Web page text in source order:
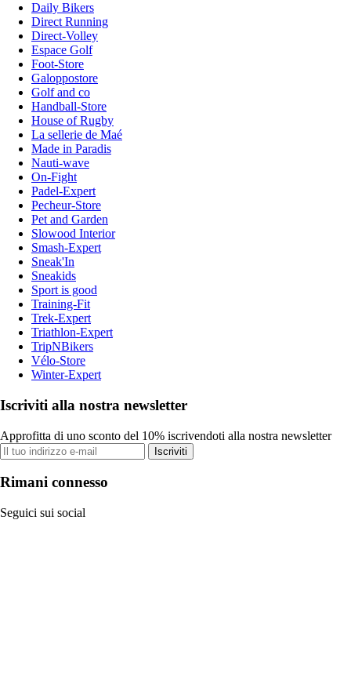
Daily Bikers
Direct Running
Direct-Volley
Espace Golf
Foot-Store
Galoppostore
Golf and co
Handball-Store
House of Rugby
La sellerie de Maé
Made in Paradis
Nauti-wave
On-Fight
Padel-Expert
Pecheur-Store
Pet and Garden
Slowood Interior
Smash-Expert
Sneak'In
Sneakids
Sport is good
Training-Fit
Trek-Expert
Triathlon-Expert
TripNBikers
Vélo-Store
Winter-Expert
Iscriviti alla nostra newsletter
Approfitta di uno sconto del 10% iscrivendoti alla nostra newsletter
Iscriviti
Rimani connesso
Seguici sui social